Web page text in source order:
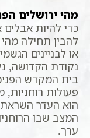
מהי ירושלים
כדי להיות
להבין תחילה מהי
או לבניינים
נקודת הקדושה,
בית המקדש
פעולות
הוא העדר השראת
המצב שבו
ערך.